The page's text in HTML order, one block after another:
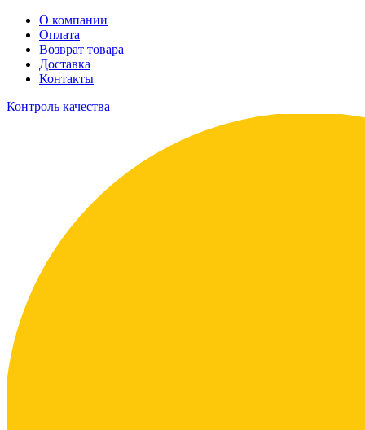
О компании
Оплата
Возврат товара
Доставка
Контакты
Контроль качества